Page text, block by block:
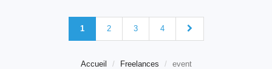
1 2 3 4
Accueil Freelances event